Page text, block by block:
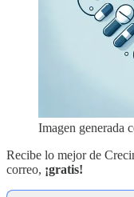
Imagen generada
Recibe lo mejor de
correo, ¡gratis!